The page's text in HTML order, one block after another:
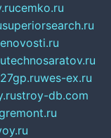
cemko.ru
superiorsearch.ru
technosaratov.ru
wes-ex.ru
stroy-db.com